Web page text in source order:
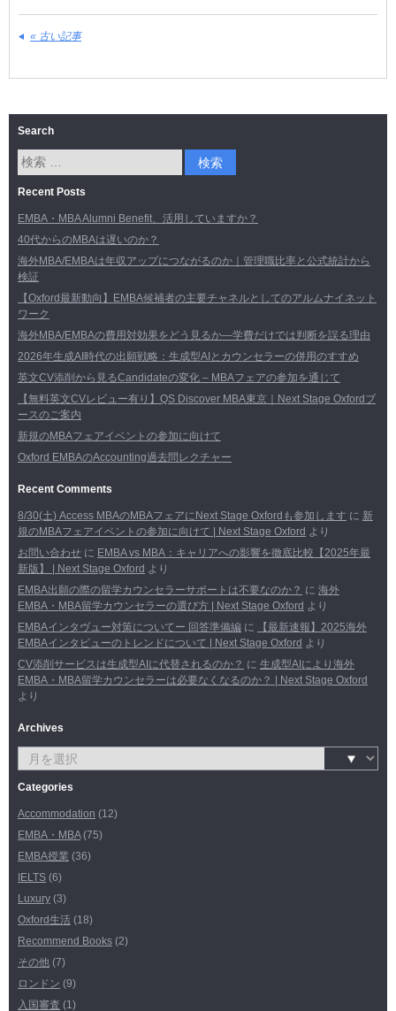
« 古い記事
Search
Recent Posts
EMBA・MBA Alumni Benefit、活用していますか？
40代からのMBAは遅いのか？
海外MBA/EMBAは年収アップにつながるのか｜管理職比率と公式統計から
検証
【Oxford最新動向】EMBA候補者の主要チャネルとしてのアルムナイネット
ワーク
海外MBA/EMBAの費用対効果をどう見るか―学費だけでは判断を誤る理由
2026年生成AI時代の出願戦略：生成型AIとカウンセラーの併用のすすめ
英文CV添削から見るCandidateの変化 – MBAフェアの参加を通じて
【無料英文CVレビュー有り】QS Discover MBA東京｜Next Stage Oxfordブ
ースのご案内
新規のMBAフェアイベントの参加に向けて
Oxford EMBAのAccounting過去問レクチャー
Recent Comments
8/30(土) Access MBAのMBAフェアにNext Stage Oxfordも参加します に 新
規のMBAフェアイベントの参加に向けて | Next Stage Oxford より
お問い合わせ に EMBA vs MBA：キャリアへの影響を徹底比較【2025年最
新版】 | Next Stage Oxford より
EMBA出願の際の留学カウンセラーサポートは不要なのか？ に 海外
EMBA・MBA留学カウンセラーの選び方 | Next Stage Oxford より
EMBAインタヴュー対策についてー 回答準備編 に
【最新速報】2025海外
EMBAインタビューのトレンドについて | Next Stage Oxford より
CV添削サービスは生成型AIに代替されるのか？ に 生成型AIにより海外
EMBA・MBA留学カウンセラーは必要なくなるのか？ | Next Stage Oxford
より
Archives
Categories
Accommodation (12)
EMBA・MBA(75)
EMBA授業 (36)
IELTS (6)
Luxury (3)
Oxford生活 (18)
Recommend Books (2)
その他 (7)
ロンドン (9)
入国審査 (1)